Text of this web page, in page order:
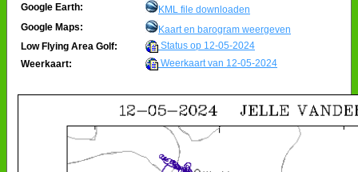
Google Earth:
KML file downloaden
Google Maps:
Kaart en barogram weergeven
Low Flying Area Golf:
Status op 12-05-2024
Weerkaart:
Weerkaart van 12-05-2024